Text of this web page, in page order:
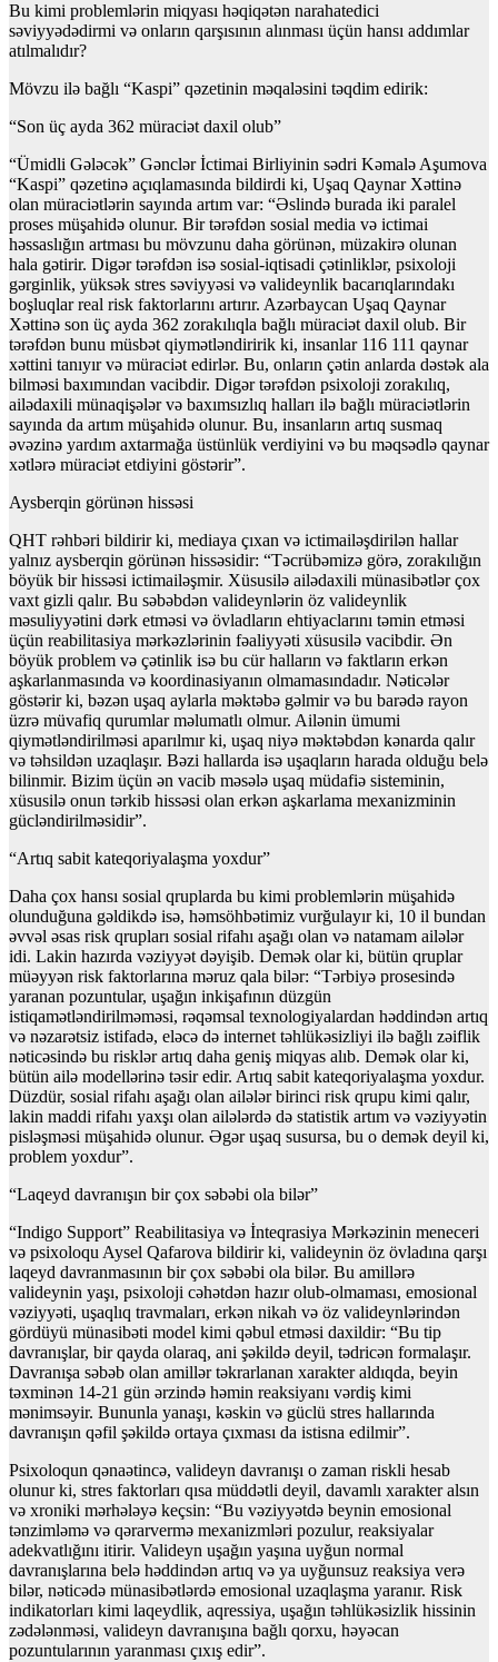
Bu kimi problemlərin miqyası həqiqətən narahatedici
səviyyədədirmi və onların qarşısının alınması üçün hansı addımlar
atılmalıdır?
Mövzu ilə bağlı “Kaspi” qəzetinin məqaləsini təqdim edirik:
“Son üç ayda 362 müraciət daxil olub”
“Ümidli Gələcək” Gənclər İctimai Birliyinin sədri Kəmalə Aşumova
“Kaspi” qəzetinə açıqlamasında bildirdi ki, Uşaq Qaynar Xəttinə
olan müraciətlərin sayında artım var: “Əslində burada iki paralel
proses müşahidə olunur. Bir tərəfdən sosial media və ictimai
həssaslığın artması bu mövzunu daha görünən, müzakirə olunan
hala gətirir. Digər tərəfdən isə sosial-iqtisadi çətinliklər, psixoloji
gərginlik, yüksək stres səviyyəsi və valideynlik bacarıqlarındakı
boşluqlar real risk faktorlarını artırır. Azərbaycan Uşaq Qaynar
Xəttinə son üç ayda 362 zorakılıqla bağlı müraciət daxil olub. Bir
tərəfdən bunu müsbət qiymətləndiririk ki, insanlar 116 111 qaynar
xəttini tanıyır və müraciət edirlər. Bu, onların çətin anlarda dəstək ala
bilməsi baxımından vacibdir. Digər tərəfdən psixoloji zorakılıq,
ailədaxili münaqişələr və baxımsızlıq halları ilə bağlı müraciətlərin
sayında da artım müşahidə olunur. Bu, insanların artıq susmaq
əvəzinə yardım axtarmağa üstünlük verdiyini və bu məqsədlə qaynar
xətlərə müraciət etdiyini göstərir”.
Aysberqin görünən hissəsi
QHT rəhbəri bildirir ki, mediaya çıxan və ictimailəşdirilən hallar
yalnız aysberqin görünən hissəsidir: “Təcrübəmizə görə, zorakılığın
böyük bir hissəsi ictimailəşmir. Xüsusilə ailədaxili münasibətlər çox
vaxt gizli qalır. Bu səbəbdən valideynlərin öz valideynlik
məsuliyyətini dərk etməsi və övladların ehtiyaclarını təmin etməsi
üçün reabilitasiya mərkəzlərinin fəaliyyəti xüsusilə vacibdir. Ən
böyük problem və çətinlik isə bu cür halların və faktların erkən
aşkarlanmasında və koordinasiyanın olmamasındadır. Nəticələr
göstərir ki, bəzən uşaq aylarla məktəbə gəlmir və bu barədə rayon
üzrə müvafiq qurumlar məlumatlı olmur. Ailənin ümumi
qiymətləndirilməsi aparılmır ki, uşaq niyə məktəbdən kənarda qalır
və təhsildən uzaqlaşır. Bəzi hallarda isə uşaqların harada olduğu belə
bilinmir. Bizim üçün ən vacib məsələ uşaq müdafiə sisteminin,
xüsusilə onun tərkib hissəsi olan erkən aşkarlama mexanizminin
gücləndirilməsidir”.
“Artıq sabit kateqoriyalaşma yoxdur”
Daha çox hansı sosial qruplarda bu kimi problemlərin müşahidə
olunduğuna gəldikdə isə, həmsöhbətimiz vurğulayır ki, 10 il bundan
əvvəl əsas risk qrupları sosial rifahı aşağı olan və natamam ailələr
idi. Lakin hazırda vəziyyət dəyişib. Demək olar ki, bütün qruplar
müəyyən risk faktorlarına məruz qala bilər: “Tərbiyə prosesində
yaranan pozuntular, uşağın inkişafının düzgün
istiqamətləndirilməməsi, rəqəmsal texnologiyalardan həddindən artıq
və nəzarətsiz istifadə, eləcə də internet təhlükəsizliyi ilə bağlı zəiflik
nəticəsində bu risklər artıq daha geniş miqyas alıb. Demək olar ki,
bütün ailə modellərinə təsir edir. Artıq sabit kateqoriyalaşma yoxdur.
Düzdür, sosial rifahı aşağı olan ailələr birinci risk qrupu kimi qalır,
lakin maddi rifahı yaxşı olan ailələrdə də statistik artım və vəziyyətin
pisləşməsi müşahidə olunur. Əgər uşaq susursa, bu o demək deyil ki,
problem yoxdur”.
“Laqeyd davranışın bir çox səbəbi ola bilər”
“Indigo Support” Reabilitasiya və İnteqrasiya Mərkəzinin meneceri
və psixoloqu Aysel Qafarova bildirir ki, valideynin öz övladına qarşı
laqeyd davranmasının bir çox səbəbi ola bilər. Bu amillərə
valideynin yaşı, psixoloji cəhətdən hazır olub-olmaması, emosional
vəziyyəti, uşaqlıq travmaları, erkən nikah və öz valideynlərindən
gördüyü münasibəti model kimi qəbul etməsi daxildir: “Bu tip
davranışlar, bir qayda olaraq, ani şəkildə deyil, tədricən formalaşır.
Davranışa səbəb olan amillər təkrarlanan xarakter aldıqda, beyin
təxminən 14-21 gün ərzində həmin reaksiyanı vərdiş kimi
mənimsəyir. Bununla yanaşı, kəskin və güclü stres hallarında
davranışın qəfil şəkildə ortaya çıxması da istisna edilmir”.
Psixoloqun qənaətincə, valideyn davranışı o zaman riskli hesab
olunur ki, stres faktorları qısa müddətli deyil, davamlı xarakter alsın
və xroniki mərhələyə keçsin: “Bu vəziyyətdə beynin emosional
tənzimləmə və qərarvermə mexanizmləri pozulur, reaksiyalar
adekvatlığını itirir. Valideyn uşağın yaşına uyğun normal
davranışlarına belə həddindən artıq və ya uyğunsuz reaksiya verə
bilər, nəticədə münasibətlərdə emosional uzaqlaşma yaranır. Risk
indikatorları kimi laqeydlik, aqressiya, uşağın təhlükəsizlik hissinin
zədələnməsi, valideyn davranışına bağlı qorxu, həyəcan
pozuntularının yaranması çıxış edir”.